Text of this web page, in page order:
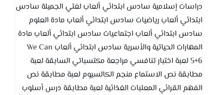
دراسات إسلامية سادس ابتدائي ألعاب لغتي الجميلة سادس
ابتدائي ألعاب رياضيات سادس ابتدائي ألعاب مادة العلوم
سادس ابتدائي ألعاب اجتماعيات سادس ابتدائي ألعاب مادة
المهارات الحياتية والأسرية سادس ابتدائي ألعاب We Can
5+6 لعبة اختبار تنافسي مراجعة مكتسباتي السابقة لعبة
مطابقة نص الاستماع منجم الكالسيوم لعبة مطابقة نص
الفهم القرائي المعلبات الغذائية لعبة مطابقة درس أسلوب